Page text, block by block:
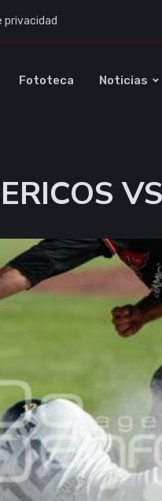
privacidad
Fototeca Noticias